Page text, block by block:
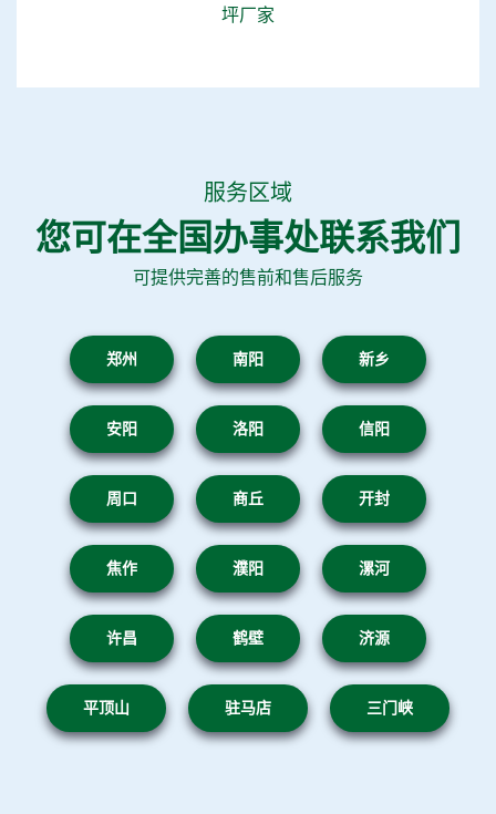
坪厂家
服务区域
您可在全国办事处联系我们
可提供完善的售前和售后服务
郑州 南阳 新乡
安阳 洛阳 信阳
周口 商丘 开封
焦作 濮阳 漯河
许昌 鹤壁 济源
平顶山 驻马店 三门峡